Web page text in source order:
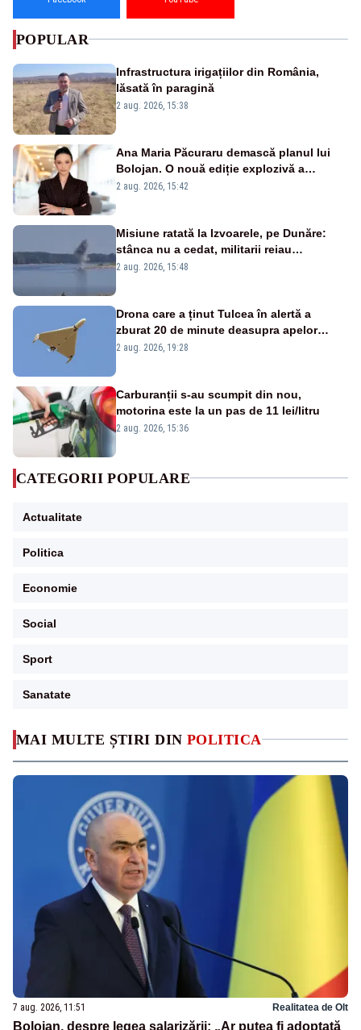
MAI MULTE ȘTIRI DIN POLITICA
7 aug. 2026, 11:51 Realitatea de Olt
Bolojan, despre legea salarizării: „Ar putea fi adoptată
POPULAR
Infrastructura irigațiilor din România,
lăsată în paragină
2 aug. 2026, 15:38
Ana Maria Păcuraru demască planul lui
Bolojan. O nouă ediție explozivă a
emisiunii „Miza Zilei” la Realitatea PLUS
2 aug. 2026, 15:42
Misiune ratată la Izvoarele, pe Dunăre:
stânca nu a cedat, militarii reiau
detonările luni – VIDEO
2 aug. 2026, 15:48
Drona care a ținut Tulcea în alertă a
zburat 20 de minute deasupra apelor
României. Au fost ridicate două F-16
2 aug. 2026, 19:28
Carburanții s-au scumpit din nou,
motorina este la un pas de 11 lei/litru
2 aug. 2026, 15:36
CATEGORII POPULARE
Actualitate
Politica
Economie
Social
Sport
Sanatate